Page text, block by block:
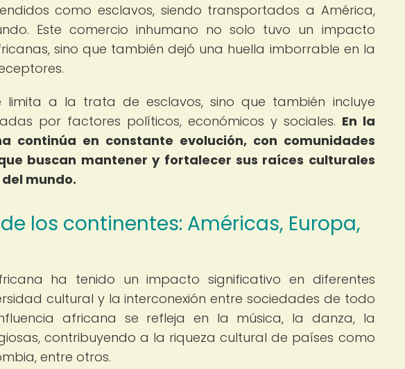
como esclavos, siendo transportados a América,
Este comercio inhumano no solo tuvo un impacto
sino que también dejó una huella imborrable en la
limita a la trata de esclavos, sino que también incluye
por factores políticos, económicos y sociales. En la
continúa en constante evolución, con comunidades
buscan mantener y fortalecer sus raíces culturales
mundo.
los continentes: Américas, Europa,
ha tenido un impacto significativo en diferentes
cultural y la interconexión entre sociedades de todo
africana se refleja en la música, la danza, la
contribuyendo a la riqueza cultural de países como
entre otros.